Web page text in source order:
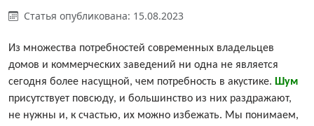
Статья опубликована: 15.08.2023
Из множества потребностей современных владельцев
домов и коммерческих заведений ни одна не является
сегодня более насущной, чем потребность в акустике. Шум
присутствует повсюду, и большинство из них раздражают,
не нужны и, к счастью, их можно избежать. Мы понимаем,